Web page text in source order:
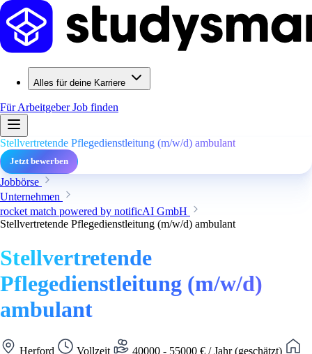
Alles für deine Karriere
Für ArbeitgeberJob finden
Stellvertretende Pflegedienstleitung (m/w/d) ambulant
Jetzt bewerben
Jobbörse
Unternehmen
rocket match powered by notificAI GmbH
Stellvertretende Pflegedienstleitung (m/w/d) ambulant
Stellvertretende
Pflegedienstleitung (m/w/d)
ambulant
Herford Vollzeit
40000 - 55000 € / Jahr (geschätzt)